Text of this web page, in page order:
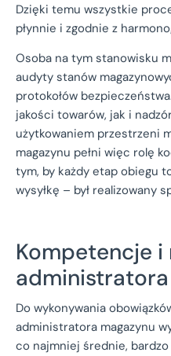
Dzięki temu wszystkie
płynnie i zgodnie z
Osoba na tym stanowisku
audyty stanów
protokołów
jakości towarów, jak i
użytkowaniem przestrzeni
magazynu pełni więc rolę
tym, by każdy etap obiegu
wysyłkę – był realizowany
Kompetencje
Do wykonywania
administratora magazynu
co najmniej średnie,